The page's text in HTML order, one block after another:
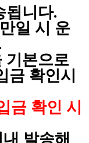
니다.
일 시 운
본으로
금 확인시
금 확인 시
발송해